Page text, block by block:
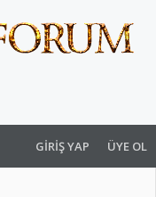
GIRIŞ YAP ÜYE OL